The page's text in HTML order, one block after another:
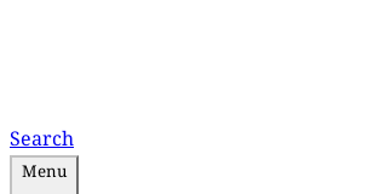
Search
Menu